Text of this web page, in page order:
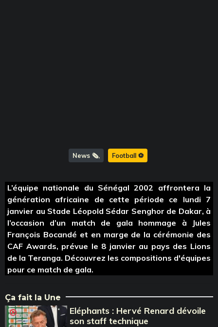
News 🗞️ Football ⚽️
L’équipe nationale du Sénégal 2002 affrontera la
génération africaine de cette période ce lundi 7
janvier au Stade Léopold Sédar Senghor de Dakar, à
l’occasion d’un match de gala hommage à Jules
François Bocandé et en marge de la cérémonie des
CAF Awards, prévue le 8 janvier au pays des Lions
de la Teranga. Découvrez les compositions d'équipes
pour ce match de gala.
Ça fait la Une
Eléphants : Hervé Renard dévoile
son staff technique